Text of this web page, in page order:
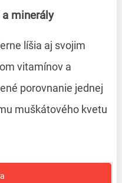
a minerály
líšia aj svojim
vitamínov a
porovnanie jednej
muškátového kvetu